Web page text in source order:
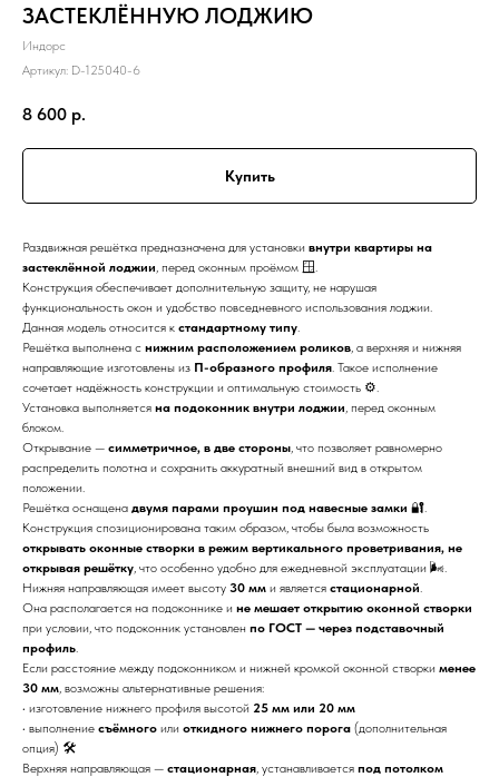
ЗАСТЕКЛЁННУЮ ЛОДЖИЮ
Индорс
Артикул: D-125040-6
8 600 р.
Купить
Раздвижная решётка предназначена для установки внутри квартиры на
застеклённой лоджии, перед оконным проёмом 🪟.
Конструкция обеспечивает дополнительную защиту, не нарушая
функциональность окон и удобство повседневного использования лоджии.
Данная модель относится к стандартному типу.
Решётка выполнена с нижним расположением роликов, а верхняя и нижняя
направляющие изготовлены из П-образного профиля. Такое исполнение
сочетает надёжность конструкции и оптимальную стоимость ⚙️.
Установка выполняется на подоконник внутри лоджии, перед оконным
блоком.
Открывание — симметричное, в две стороны, что позволяет равномерно
распределить полотна и сохранить аккуратный внешний вид в открытом
положении.
Решётка оснащена двумя парами проушин под навесные замки 🔐.
Конструкция спозиционирована таким образом, чтобы была возможность
открывать оконные створки в режим вертикального проветривания, не
открывая решётку, что особенно удобно для ежедневной эксплуатации 🌬️.
Нижняя направляющая имеет высоту 30 мм и является стационарной.
Она располагается на подоконнике и не мешает открытию оконной створки
при условии, что подоконник установлен по ГОСТ — через подставочный
профиль.
Если расстояние между подоконником и нижней кромкой оконной створки менее
30 мм, возможны альтернативные решения:
• изготовление нижнего профиля высотой 25 мм или 20 мм
• выполнение съёмного или откидного нижнего порога (дополнительная
опция) 🛠️
Верхняя направляющая — стационарная, устанавливается под потолком